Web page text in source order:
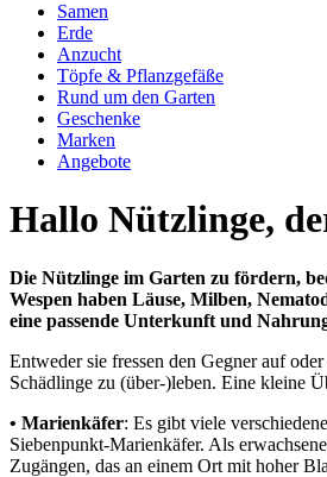
Samen
Erde
Anzucht
Töpfe & Pflanzgefäße
Rund um den Garten
Geschenke
Marken
Angebote
Hallo Nützlinge,
Die Nützlinge im Garten zu fördern,
Wespen haben Läuse, Milben,
eine passende Unterkunft und
Entweder sie fressen den Gegner auf
Schädlinge zu (über-)leben. Eine kleine
• Marienkäfer: Es gibt viele
Siebenpunkt-Marienkäfer. Als
Zugängen, das an einem Ort mit hoher